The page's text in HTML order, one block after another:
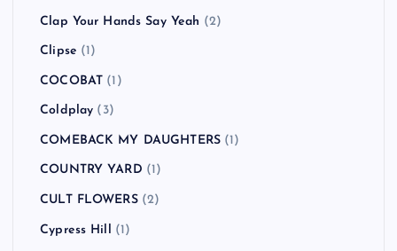
Clap Your Hands Say Yeah (2)
Clipse (1)
COCOBAT (1)
Coldplay (3)
COMEBACK MY DAUGHTERS (1)
COUNTRY YARD (1)
CULT FLOWERS(2)
Cypress Hill (1)